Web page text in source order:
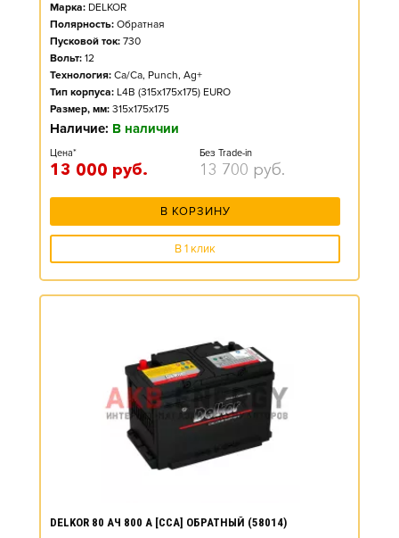
Марка: DELKOR
Полярность: Обратная
Пусковой ток: 730
Вольт: 12
Технология: Ca/Ca, Punch, Ag+
Тип корпуса: L4B (315x175x175) EURO
Размер, мм: 315x175x175
Наличие: В наличии
Цена*
13 000 руб.
Без Trade-in
13 700 руб.
В КОРЗИНУ
В 1 клик
DELKOR 80 АЧ 800 А [CCA] ОБРАТНЫЙ (58014)